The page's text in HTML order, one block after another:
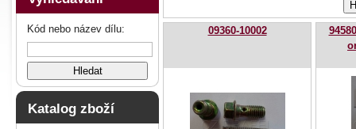
Kód nebo název dílu:
Katalog zboží
09360-10002